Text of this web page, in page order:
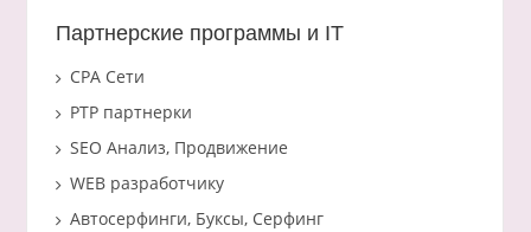
Партнерские программы и IT
CPA Сети
PTP партнерки
SEO Анализ, Продвижение
WEB разработчику
Автосерфинги, Буксы, Серфинг